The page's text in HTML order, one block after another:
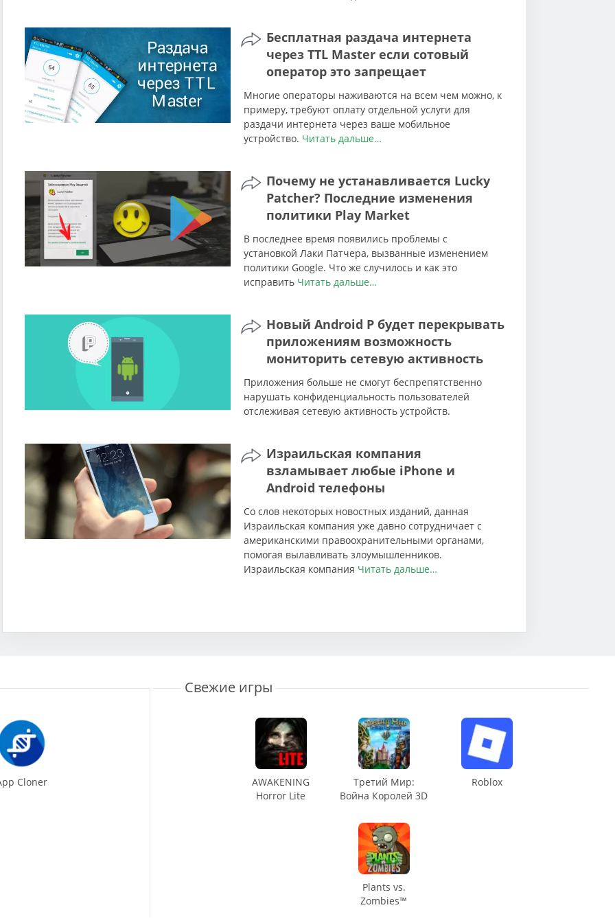
Бесплатная раздача интернета
через TTL Master если сотовый
оператор это запрещает
Многие операторы наживаются на всем чем можно, к
примеру, требуют оплату отдельной услуги для
раздачи интернета через ваше мобильное
устройство. Читать дальше…
Почему не устанавливается Lucky
Patcher? Последние изменения
политики Play Market
В последнее время появились проблемы с
установкой Лаки Патчера, вызванные изменением
политики Google. Что же случилось и как это
исправить Читать дальше…
Новый Android P будет перекрывать
приложениям возможность
мониторить сетевую активность
Приложения больше не смогут беспрепятственно
нарушать конфиденциальность пользователей
отслеживая сетевую активность устройств.
Израильская компания
взламывает любые iPhone и
Android телефоны
Со слов некоторых новостных изданий, данная
Израильская компания уже давно сотрудничает с
американскими правоохранительными органами,
помогая вылавливать злоумышленников.
Израильская компания Читать дальше…
Cloner
Свежие игры
AWAKENING
Horror Lite
Третий Мир:
Война Королей 3D
Roblox
Plants vs.
Zombies™